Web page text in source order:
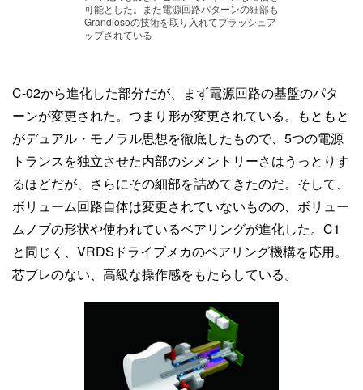
可能とした。また電源回路パターンの細部も
Grandiosoの技術を取り入れてブラッシュア
ップされている
C-02から進化した部分だが、まず電源回路の基盤のパタ
ーンが変更された。つまり形が変更されている。もともと
がデュアル・モノラル思想を徹底したもので、5つの電源
トランスを独立させた内部のシメントリーさはうっとりす
るほどだが、さらにその細部を詰めてきたのだ。そして、
ボリューム回路自体は変更されていないものの、ボリュー
ムノブの形状や使われているベアリングが進化した。C1
と同じく、VRDSドライブメカのベアリング機構を応用。
芯ブレのない、高級な操作感をもたらしている。